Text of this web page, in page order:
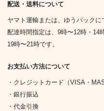
配送・送料について
ヤマト運輸または、ゆうパックに
配達時間指定は、9時〜12時・14
19時〜21時です。
お支払い方法について
・クレジットカード（VISA・
・銀行振込
・代金引換